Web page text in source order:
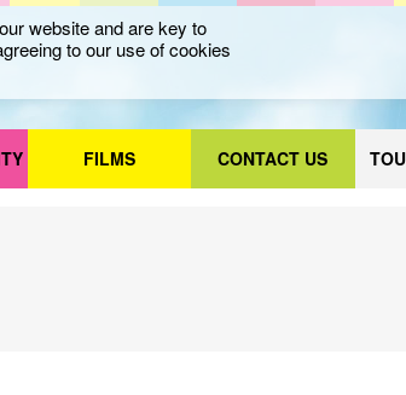
FILMS CONTACT US
website and are key to
to our use of cookies